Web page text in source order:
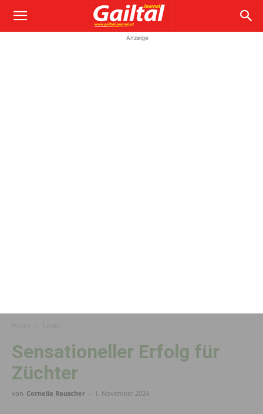
Anzeige
Sensationeller Erfolg für
Züchter
von Cornelia Rauscher - 1. November 2024